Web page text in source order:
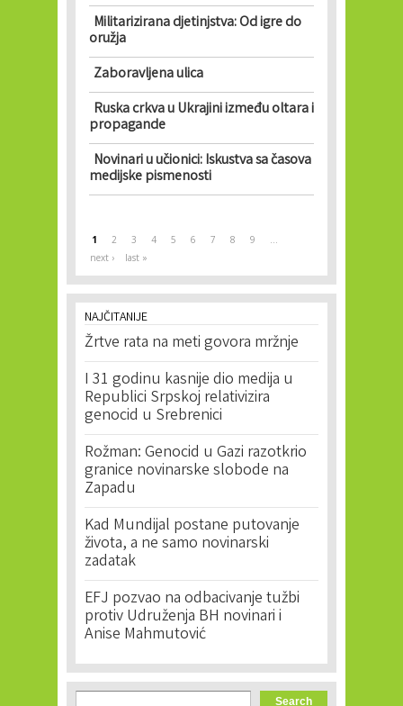
Militarizirana djetinjstva: Od igre do
oružja
Zaboravljena ulica
Ruska crkva u Ukrajini između oltara i
propagande
Novinari u učionici: Iskustva sa časova
medijske pismenosti
Pages
1 2 3 4 5 6 7 8 9
…
next ›
last »
NAJČITANIJE
Žrtve rata na meti govora mržnje
I 31 godinu kasnije dio medija u
Republici Srpskoj relativizira
genocid u Srebrenici
Rožman: Genocid u Gazi razotkrio
granice novinarske slobode na
Zapadu
Kad Mundijal postane putovanje
života, a ne samo novinarski
zadatak
EFJ pozvao na odbacivanje tužbi
protiv Udruženja BH novinari i
Anise Mahmutović
Search